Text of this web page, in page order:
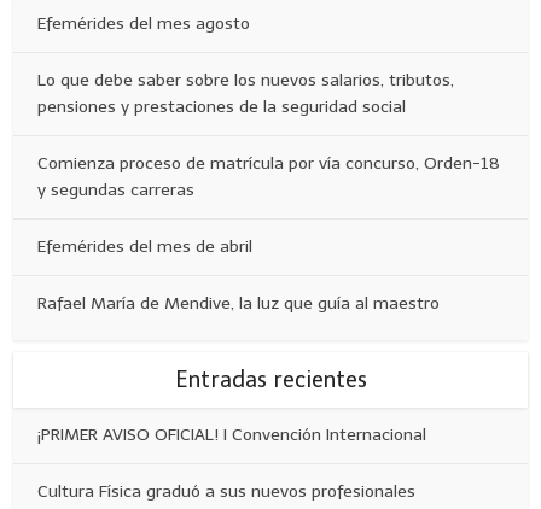
Efemérides del mes agosto
Lo que debe saber sobre los nuevos salarios, tributos,
pensiones y prestaciones de la seguridad social
Comienza proceso de matrícula por vía concurso, Orden-18
y segundas carreras
Efemérides del mes de abril
Rafael María de Mendive, la luz que guía al maestro
Entradas recientes
¡PRIMER AVISO OFICIAL! I Convención Internacional
Cultura Física graduó a sus nuevos profesionales